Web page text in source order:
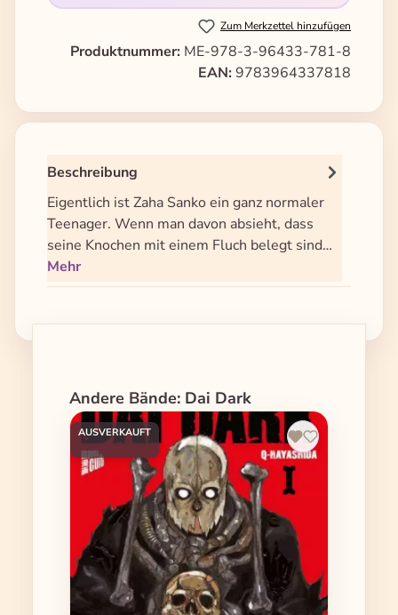
Zum Merkzettel hinzufügen
Produktnummer: ME-978-3-96433-781-8
EAN: 9783964337818
Beschreibung
Eigentlich ist Zaha Sanko ein ganz normaler
Teenager. Wenn man davon absieht, dass
seine Knochen mit einem Fluch belegt sind…
Mehr
Produktgalerie überspringen
Andere Bände: Dai Dark
AUSVERKAUFT